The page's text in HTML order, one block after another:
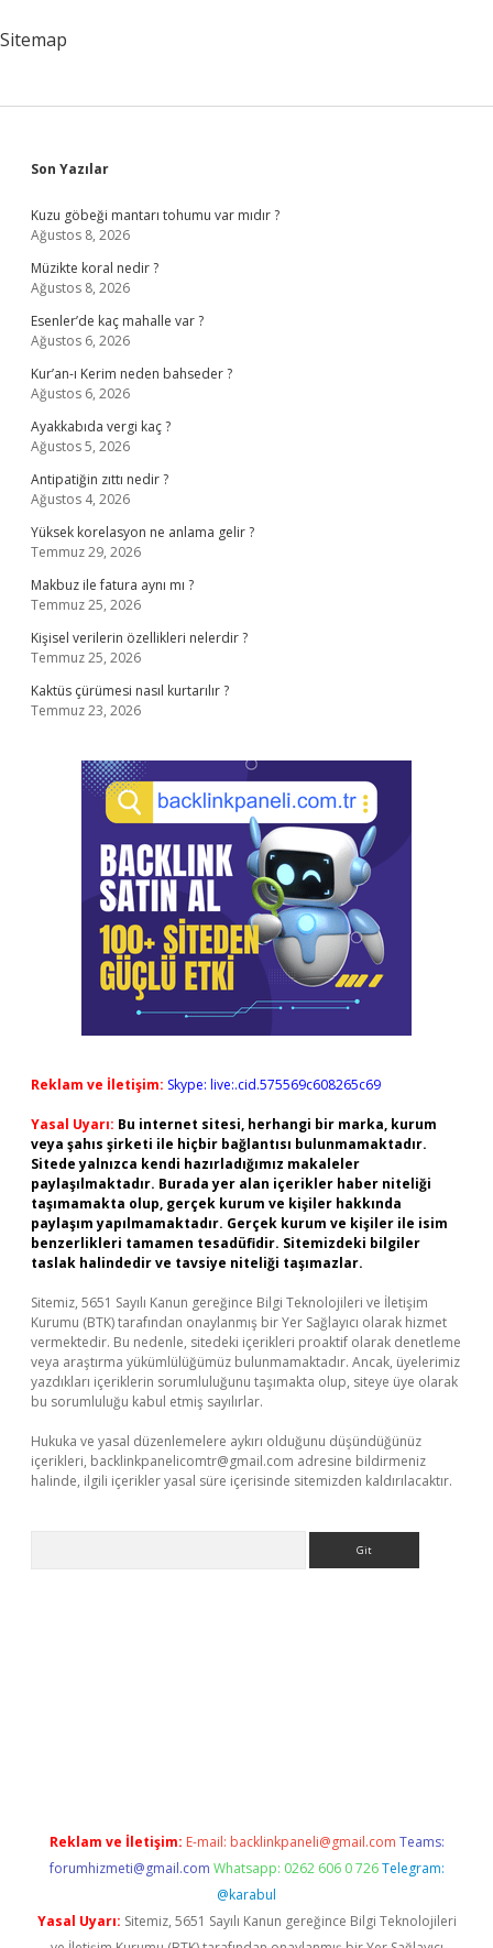
Sitemap
Sidebar
Son Yazılar
Kuzu göbeği mantarı tohumu var mıdır ?
Ağustos 8, 2026
Müzikte koral nedir ?
Ağustos 8, 2026
Esenler’de kaç mahalle var ?
Ağustos 6, 2026
Kur’an-ı Kerim neden bahseder ?
Ağustos 6, 2026
Ayakkabıda vergi kaç ?
Ağustos 5, 2026
Antipatiğin zıttı nedir ?
Ağustos 4, 2026
Yüksek korelasyon ne anlama gelir ?
Temmuz 29, 2026
Makbuz ile fatura aynı mı ?
Temmuz 25, 2026
Kişisel verilerin özellikleri nelerdir ?
Temmuz 25, 2026
Kaktüs çürümesi nasıl kurtarılır ?
Temmuz 23, 2026
Reklam ve İletişim: Skype: live:.cid.575569c608265c69
Yasal Uyarı: Bu internet sitesi, herhangi bir marka, kurum
veya şahıs şirketi ile hiçbir bağlantısı bulunmamaktadır.
Sitede yalnızca kendi hazırladığımız makaleler
paylaşılmaktadır. Burada yer alan içerikler haber niteliği
taşımamakta olup, gerçek kurum ve kişiler hakkında
paylaşım yapılmamaktadır. Gerçek kurum ve kişiler ile isim
benzerlikleri tamamen tesadüfidir. Sitemizdeki bilgiler
taslak halindedir ve tavsiye niteliği taşımazlar.
Sitemiz, 5651 Sayılı Kanun gereğince Bilgi Teknolojileri ve İletişim
Kurumu (BTK) tarafından onaylanmış bir Yer Sağlayıcı olarak hizmet
vermektedir. Bu nedenle, sitedeki içerikleri proaktif olarak denetleme
veya araştırma yükümlülüğümüz bulunmamaktadır. Ancak, üyelerimiz
yazdıkları içeriklerin sorumluluğunu taşımakta olup, siteye üye olarak
bu sorumluluğu kabul etmiş sayılırlar.
Hukuka ve yasal düzenlemelere aykırı olduğunu düşündüğünüz
içerikleri, backlinkpanelicomtr@gmail.com adresine bildirmeniz
halinde, ilgili içerikler yasal süre içerisinde sitemizden kaldırılacaktır.
Reklam ve İletişim: E-mail: backlinkpaneli@gmail.com Teams:
forumhizmeti@gmail.com Whatsapp: 0262 606 0 726 Telegram:
@karabul
Yasal Uyarı: Sitemiz, 5651 Sayılı Kanun gereğince Bilgi Teknolojileri